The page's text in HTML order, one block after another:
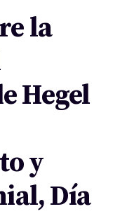
la
Hegel
y
Día